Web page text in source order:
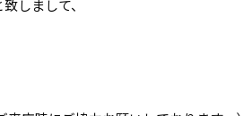
しまして、